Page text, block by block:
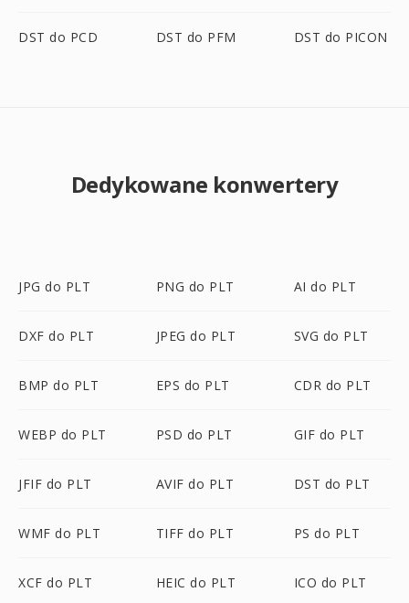
DST do PCD DST do PFM DST do PICON
Dedykowane konwertery
JPG do PLT PNG do PLT AI do PLT
DXF do PLT JPEG do PLT SVG do PLT
BMP do PLT EPS do PLT CDR do PLT
WEBP do PLT PSD do PLT GIF do PLT
JFIF do PLT AVIF do PLT DST do PLT
WMF do PLT TIFF do PLT PS do PLT
XCF do PLT HEIC do PLT ICO do PLT